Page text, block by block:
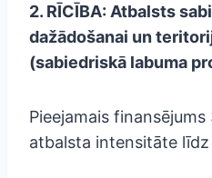
2. RĪCĪBA: Atbalsts
dažādošanai un
(sabiedriskā labuma
Pieejamais
atbalsta intensitāte līdz